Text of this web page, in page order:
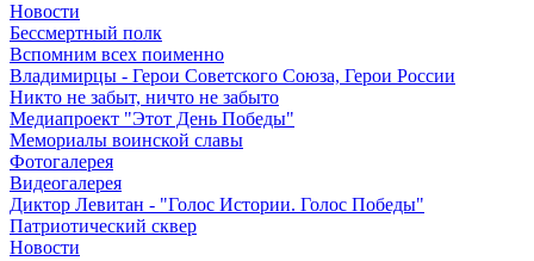
Новости
Бессмертный полк
Вспомним всех поименно
Владимирцы - Герои Советского Союза, Герои России
Никто не забыт, ничто не забыто
Медиапроект "Этот День Победы"
Мемориалы воинской славы
Фотогалерея
Видеогалерея
Диктор Левитан - "Голос Истории. Голос Победы"
Патриотический сквер
Новости